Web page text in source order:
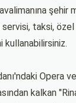
şehir
servisi, taksi,
kullanabilirsiniz.
Opera
kalkan